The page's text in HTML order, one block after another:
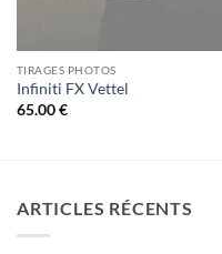
TIRAGES PHOTOS
Infiniti FX Vettel
65.00€
ARTICLES RÉCENTS